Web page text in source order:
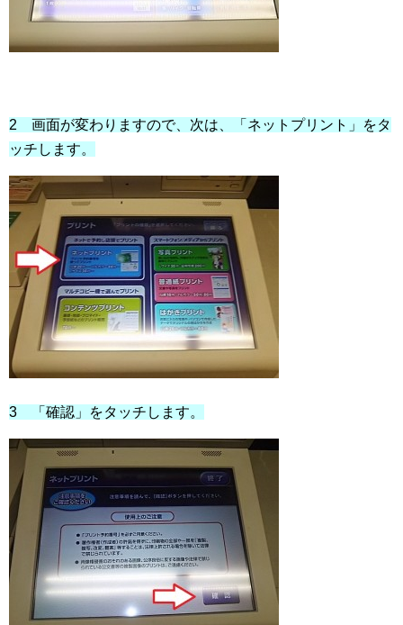
2 画面が変わりますので、次は、「ネットプリント」をタ
ッチします。
3 「確認」をタッチします。